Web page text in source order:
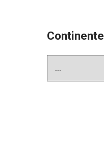
Continente